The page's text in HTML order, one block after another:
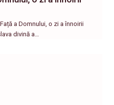
a Domnului, o zi a înnoirii
divină a…